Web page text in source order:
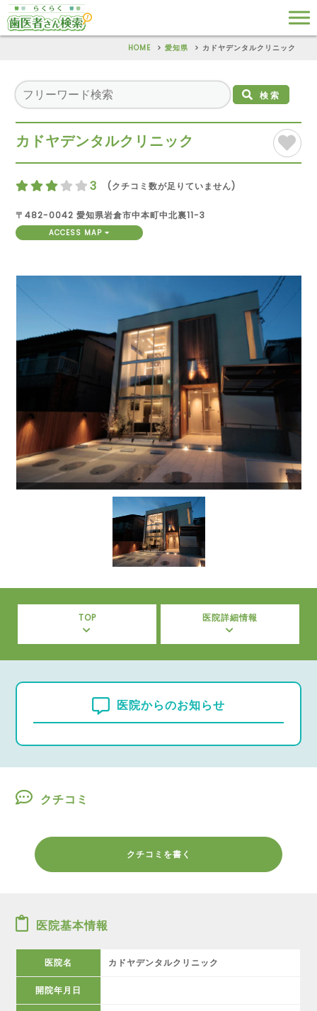
HOME 愛知県 カドヤデンタルクリニック
検索
カドヤデンタルクリニック
3 (クチコミ数が足りていません)
〒482-0042 愛知県岩倉市中本町中北裏11-3
ACCESS MAP
TOP 医院詳細情報
医院からのお知らせ
クチコミ
クチコミを書く
医院基本情報
医院名 カドヤデンタルクリニック
開院年月日